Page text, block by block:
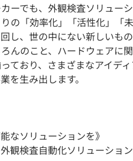
ーでも、外観検査ソリュー
の「効率化」「活性化」「
し、世の中にない新しいも
んのこと、ハードウェアに
ており、さまざまなアイデ
を生み出します。
なソリューションを》
観検査自動化ソリューション